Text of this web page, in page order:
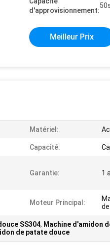
d'approvisionnement:
Meilleur Prix
Matériel:
Capacité:
Garantie: 1
Moteur Principal:
SS304, Machine d'amidon
de patate douce